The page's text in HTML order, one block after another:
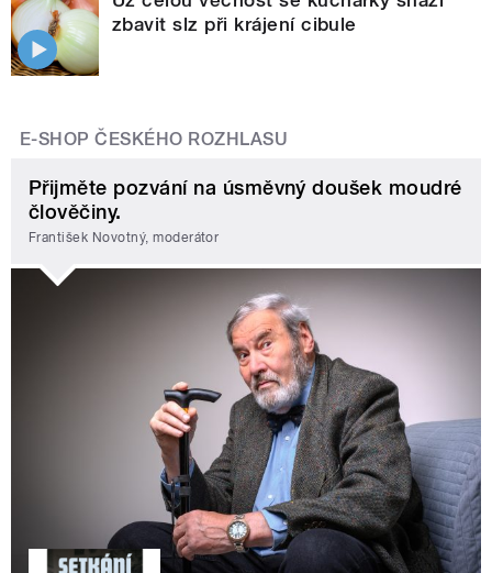
zbavit slz při krájení cibule
E-SHOP ČESKÉHO ROZHLASU
Přijměte pozvání na úsměvný doušek moudré
člověčiny.
František Novotný, moderátor